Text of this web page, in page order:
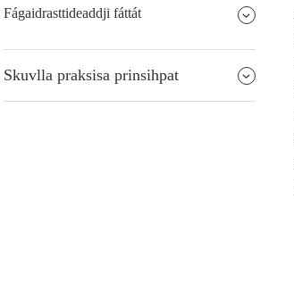
Fágaidrasttideaddji fáttát
Skuvlla praksisa prinsihpat